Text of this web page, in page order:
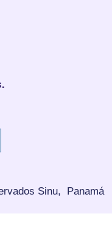
Sinu, Panamá